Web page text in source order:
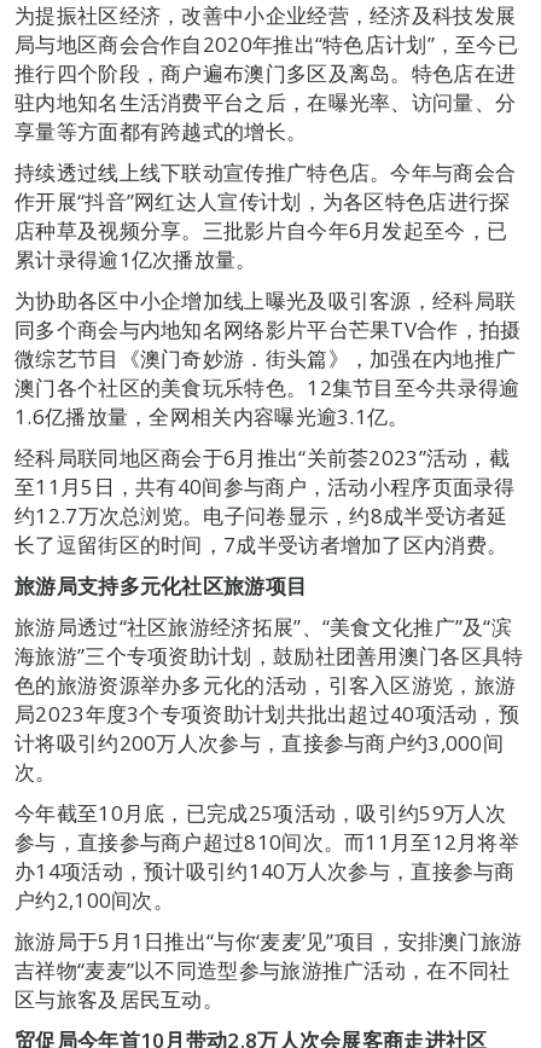
为提振社区经济，改善中小企业经营，经济及科技发展
局与地区商会合作自2020年推出“特色店计划”，至今已
推行四个阶段，商户遍布澳门多区及离岛。特色店在进
驻内地知名生活消费平台之后，在曝光率、访问量、分
享量等方面都有跨越式的增长。
持续透过线上线下联动宣传推广特色店。今年与商会合
作开展“抖音”网红达人宣传计划，为各区特色店进行探
店种草及视频分享。三批影片自今年6月发起至今，已
累计录得逾1亿次播放量。
为协助各区中小企增加线上曝光及吸引客源，经科局联
同多个商会与内地知名网络影片平台芒果TV合作，拍摄
微综艺节目《澳门奇妙游．街头篇》，加强在内地推广
澳门各个社区的美食玩乐特色。12集节目至今共录得逾
1.6亿播放量，全网相关内容曝光逾3.1亿。
经科局联同地区商会于6月推出“关前荟2023”活动，截
至11月5日，共有40间参与商户，活动小程序页面录得
约12.7万次总浏览。电子问卷显示，约8成半受访者延
长了逗留街区的时间，7成半受访者增加了区内消费。
旅游局支持多元化社区旅游项目
旅游局透过“社区旅游经济拓展”、“美食文化推广”及“滨
海旅游”三个专项资助计划，鼓励社团善用澳门各区具特
色的旅游资源举办多元化的活动，引客入区游览，旅游
局2023年度3个专项资助计划共批出超过40项活动，预
计将吸引约200万人次参与，直接参与商户约3,000间
次。
今年截至10月底，已完成25项活动，吸引约59万人次
参与，直接参与商户超过810间次。而11月至12月将举
办14项活动，预计吸引约140万人次参与，直接参与商
户约2,100间次。
旅游局于5月1日推出“与你‘麦麦’见”项目，安排澳门旅游
吉祥物“麦麦”以不同造型参与旅游推广活动，在不同社
区与旅客及居民互动。
贸促局今年首10月带动2.8万人次会展客商走进社区